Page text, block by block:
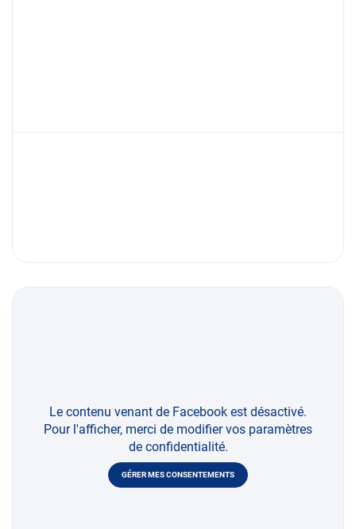
Le contenu venant de Facebook est désactivé.
Pour l'afficher, merci de modifier vos paramètres
de confidentialité.
GÉRER MES CONSENTEMENTS